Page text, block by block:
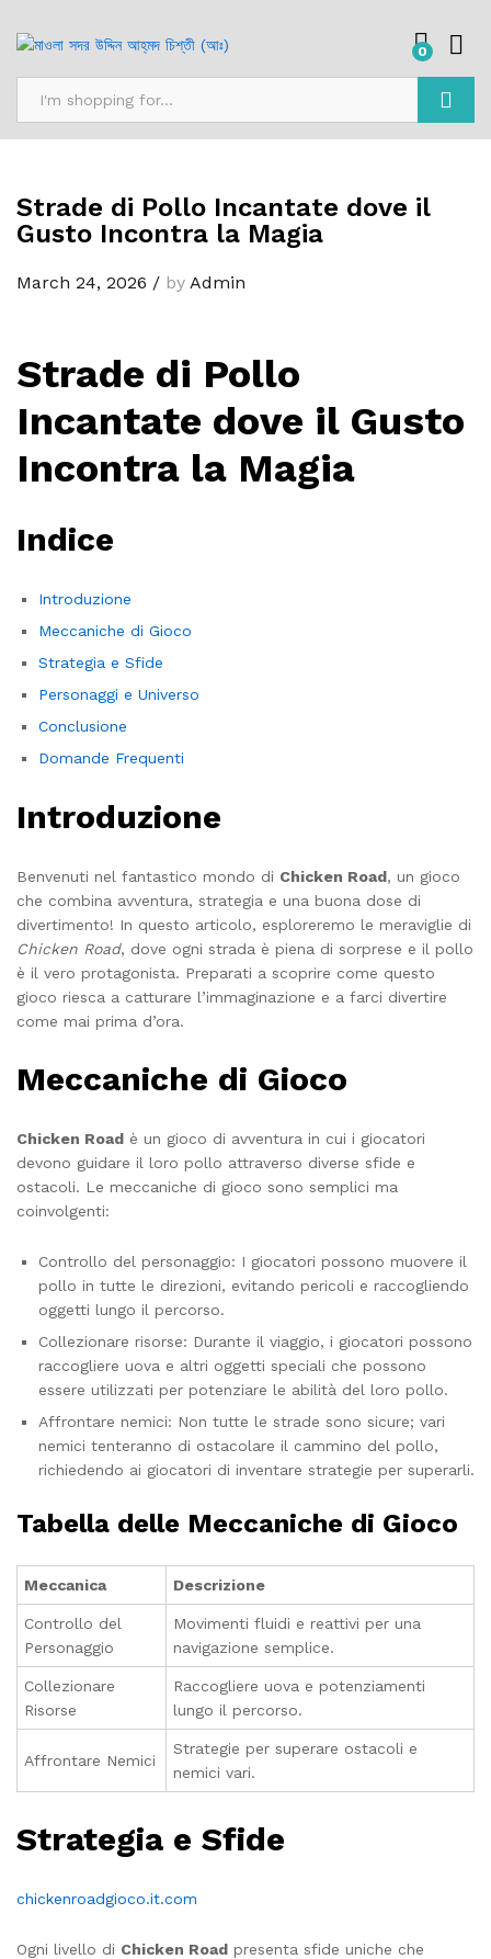
0
Strade di Pollo Incantate dove il
Gusto Incontra la Magia
March 24, 2026 / by Admin
Strade di Pollo
Incantate dove il Gusto
Incontra la Magia
Indice
Introduzione
Meccaniche di Gioco
Strategia e Sfide
Personaggi e Universo
Conclusione
Domande Frequenti
Introduzione
Benvenuti nel fantastico mondo di Chicken Road, un gioco
che combina avventura, strategia e una buona dose di
divertimento! In questo articolo, esploreremo le meraviglie di
Chicken Road, dove ogni strada è piena di sorprese e il pollo
è il vero protagonista. Preparati a scoprire come questo
gioco riesca a catturare l’immaginazione e a farci divertire
come mai prima d’ora.
Meccaniche di Gioco
Chicken Road è un gioco di avventura in cui i giocatori
devono guidare il loro pollo attraverso diverse sfide e
ostacoli. Le meccaniche di gioco sono semplici ma
coinvolgenti:
Controllo del personaggio: I giocatori possono muovere il
pollo in tutte le direzioni, evitando pericoli e raccogliendo
oggetti lungo il percorso.
Collezionare risorse: Durante il viaggio, i giocatori possono
raccogliere uova e altri oggetti speciali che possono
essere utilizzati per potenziare le abilità del loro pollo.
Affrontare nemici: Non tutte le strade sono sicure; vari
nemici tenteranno di ostacolare il cammino del pollo,
richiedendo ai giocatori di inventare strategie per superarli.
Tabella delle Meccaniche di Gioco
Meccanica Descrizione
Controllo del
Personaggio
Movimenti fluidi e reattivi per una
navigazione semplice.
Collezionare
Risorse
Raccogliere uova e potenziamenti
lungo il percorso.
Affrontare Nemici
Strategie per superare ostacoli e
nemici vari.
Strategia e Sfide
chickenroadgioco.it.com
Ogni livello di Chicken Road presenta sfide uniche che